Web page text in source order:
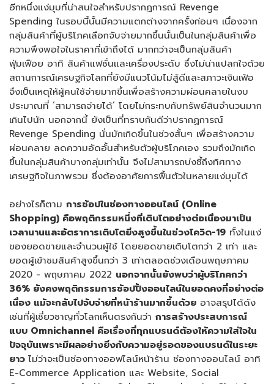
อีกหนึ่งแง่มุมที่น่าสนใจสำหรับปรากฏการณ์ Revenge
Spending ในรอบนี้นั้นมีความแตกต่างจากครั้งก่อนๆ เนื่องจาก
กลุ่มสินค้าที่ผู้บริโภคเลือกจับจ่ายมากขึ้นนั้นเป็นในกลุ่มสินค้าเพื่อ
ความพึงพอใจในราคาที่เข้าถึงได้ มากกว่าจะเป็นกลุ่มสินค้า
ฟุ่มเฟือย อาทิ สินค้าแฟชั่นและเครื่องประดับ ซึ่งไม่น่าแปลกใจด้วย
สถานการณ์เศรษฐกิจโลกที่ยังมีแนวโน้มไม่สู้ดีและสภาวะเงินเฟ้อ
จึงเป็นเหตุให้ผู้คนใช้จ่ายมากขึ้นเพื่อสร้างความผ่อนคลายในงบ
ประมาณที่ ‘สามารถจ่ายได้’ โดยไม่กระทบกับทรัพย์สินจำนวนมาก
เกินไปนัก นอกจากนี้ ยังเป็นที่ทราบกันดีว่าปรากฏการณ์
Revenge Spending นั่นมักเกิดขึ้นในช่วงสั้นๆ เพื่อสร้างความ
ผ่อนคลาย ลดความอัดอั้นสำหรับตัวผู้บริโภคเอง รวมถึงมักเกิด
ขึ้นในกลุ่มสินค้าบางกลุ่มเท่านั้น จึงไม่สามารถบ่งชี้ถึงทิศทาง
เศรษฐกิจในภาพรวม ซึ่งต้องอาศัยการฟื้นตัวในหลายแง่มุมได้
อย่างไรก็ตาม การช้อปในช่องทางออนไลน์ (Online
Shopping) คือพฤติกรรมหนึ่งที่เติบโตอย่างต่อเนื่องมาเป็น
เวลานานและอัตราการเติบโตยิ่งสูงขึ้นในช่วงโควิด-19 ทั้งในแง่
ของยอดขายและจำนวนผู้ใช้ โดยยอดขายเติบโตกว่า 2 เท่า และ
ยอดผู้เข้าชมสินค้าสูงขึ้นกว่า 3 เท่าตลอดช่วงเดือนพฤษภาคม
2020 - พฤษภาคม 2022 นอกจากนั้นยังพบว่าผู้บริโภคกว่า
36% ยังคงพฤติกรรมการช้อปปิ้งออนไลน์ในยอดคงที่อย่างต่อ
เนื่อง แม้จะกลับไปจับจ่ายที่หน้าร้านมากขึ้นด้วย อาจสรุปได้ดัง
เช่นที่ผู้เชี่ยวชาญทั่วโลกเห็นตรงกันว่า การสร้างประสบการณ์
แบบ Omnichannel คือเรื่องที่ทุกแบรนด์ต้องให้ความใส่ใจใน
ปัจจุบันเพราะมีผลอย่างยิ่งกับความอยู่รอดของแบรนด์ในระยะ
ยาว ไม่ว่าจะเป็นช่องทางออฟไลน์หน้าร้าน ช่องทางออนไลน์ อาทิ
E-Commerce Application และ Website, Social